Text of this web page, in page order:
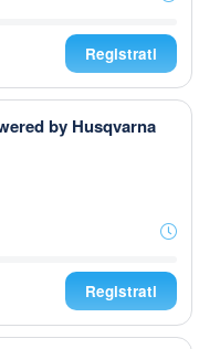
Registrati
by Husqvarna
Registrati